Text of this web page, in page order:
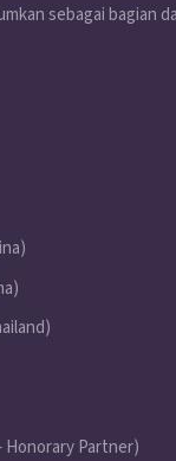
sebagai bagian
Honorary Partner)